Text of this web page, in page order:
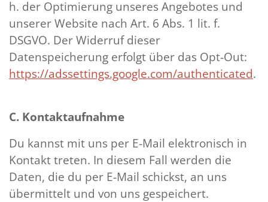
h. der Optimierung unseres Angebotes und
unserer Website nach Art. 6 Abs. 1 lit. f.
DSGVO. Der Widerruf dieser
Datenspeicherung erfolgt über das Opt-Out:
https://adssettings.google.com/authenticated.
C. Kontaktaufnahme
Du kannst mit uns per E-Mail elektronisch in
Kontakt treten. In diesem Fall werden die
Daten, die du per E-Mail schickst, an uns
übermittelt und von uns gespeichert.